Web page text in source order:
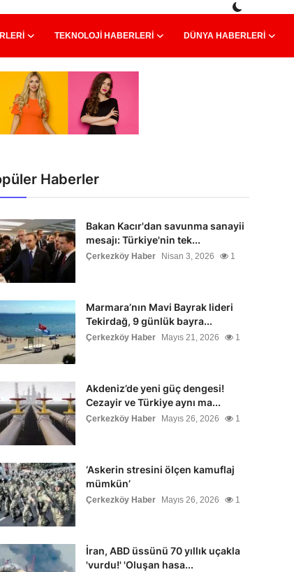
TEKNOLOJI HABERLERI DÜNYA HABERLERI
Haberler
Bakan Kacır'dan savunma sanayii
mesajı: Türkiye'nin tek...
Çerkezköy Haber Nisan 3, 2026 1
Marmara’nın Mavi Bayrak lideri
Tekirdağ, 9 günlük bayra...
Çerkezköy Haber Mayıs 21, 2026 1
Akdeniz’de yeni güç dengesi!
Cezayir ve Türkiye aynı ma...
Çerkezköy Haber Mayıs 26, 2026 1
‘Askerin stresini ölçen kamuflaj
mümkün’
Çerkezköy Haber Mayıs 26, 2026 1
İran, ABD üssünü 70 yıllık uçakla
'vurdu!' 'Oluşan hasa...